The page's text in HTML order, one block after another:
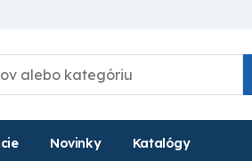
Novinky Katalógy